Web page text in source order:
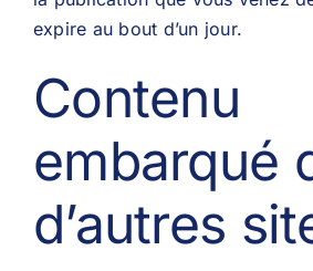
expire au bout d’un jour.
Contenu
embarqué
d’autres